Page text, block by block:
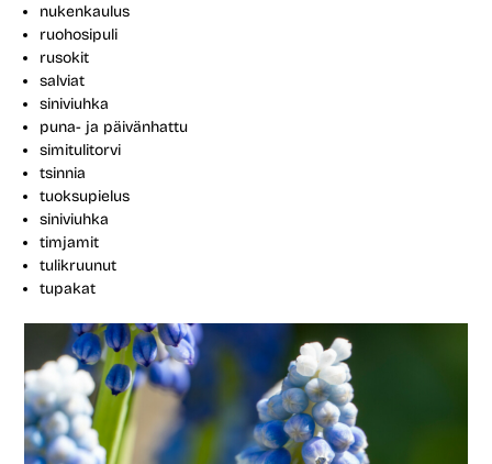
nukenkaulus
ruohosipuli
rusokit
salviat
siniviuhka
puna- ja päivänhattu
simitulitorvi
tsinnia
tuoksupielus
siniviuhka
timjamit
tulikruunut
tupakat